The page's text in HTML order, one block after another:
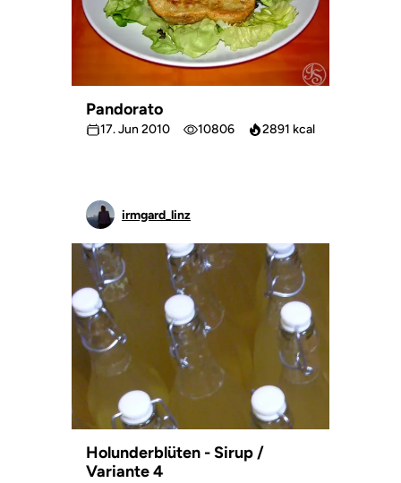
Pandorato
17. Jun 2010 10806 2891 kcal
irmgard_linz
Holunderblüten - Sirup /
Variante 4